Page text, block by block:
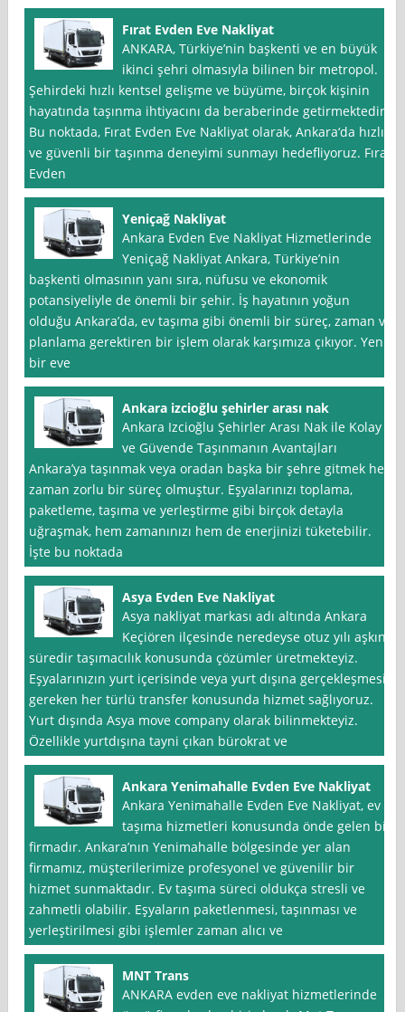
Fırat Evden Eve Nakliyat
ANKARA, Türkiye’nin başkenti ve en büyük
ikinci şehri olmasıyla bilinen bir metropol.
Şehirdeki hızlı kentsel gelişme ve büyüme, birçok kişinin
hayatında taşınma ihtiyacını da beraberinde getirmektedir.
Bu noktada, Fırat Evden Eve Nakliyat olarak, Ankara‘da hızlı
ve güvenli bir taşınma deneyimi sunmayı hedefliyoruz. Fırat
Evden
Yeniçağ Nakliyat
Ankara Evden Eve Nakliyat Hizmetlerinde
Yeniçağ Nakliyat Ankara, Türkiye’nin
başkenti olmasının yanı sıra, nüfusu ve ekonomik
potansiyeliyle de önemli bir şehir. İş hayatının yoğun
olduğu Ankara’da, ev taşıma gibi önemli bir süreç, zaman ve
planlama gerektiren bir işlem olarak karşımıza çıkıyor. Yeni
bir eve
Ankara izcioğlu şehirler arası nak
Ankara Izcioğlu Şehirler Arası Nak ile Kolay
ve Güvende Taşınmanın Avantajları
Ankara’ya taşınmak veya oradan başka bir şehre gitmek her
zaman zorlu bir süreç olmuştur. Eşyalarınızı toplama,
paketleme, taşıma ve yerleştirme gibi birçok detayla
uğraşmak, hem zamanınızı hem de enerjinizi tüketebilir.
İşte bu noktada
Asya Evden Eve Nakliyat
Asya nakliyat markası adı altında Ankara
Keçiören ilçesinde neredeyse otuz yılı aşkın
süredir taşımacılık konusunda çözümler üretmekteyiz.
Eşyalarınızın yurt içerisinde veya yurt dışına gerçekleşmesi
gereken her türlü transfer konusunda hizmet sağlıyoruz.
Yurt dışında Asya move company olarak bilinmekteyiz.
Özellikle yurtdışına tayni çıkan bürokrat ve
Ankara Yenimahalle Evden Eve Nakliyat
Ankara Yenimahalle Evden Eve Nakliyat, ev
taşıma hizmetleri konusunda önde gelen bir
firmadır. Ankara’nın Yenimahalle bölgesinde yer alan
firmamız, müşterilerimize profesyonel ve güvenilir bir
hizmet sunmaktadır. Ev taşıma süreci oldukça stresli ve
zahmetli olabilir. Eşyaların paketlenmesi, taşınması ve
yerleştirilmesi gibi işlemler zaman alıcı ve
MNT Trans
ANKARA evden eve nakliyat hizmetlerinde